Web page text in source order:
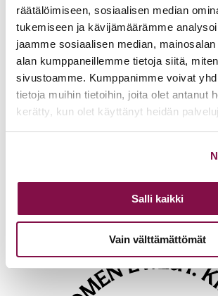
räätälöimiseen, sosiaalisen median
tukemiseen ja kävijämäärämme
jaamme sosiaalisen median,
alan kumppaneillemme tietoja siitä,
sivustoamme. Kumppanimme voivat
tietoja muihin tietoihin, joita olet antanut
kerätty, kun olet käyttänyt heidän
Salli kaikki
Vain välttämättömät
Lisätietoja
airi.raitaranta@evl.fi
Tulevia tapahtumia
Tuomiokapitulin istunto 19.08.2026
Toimistoväen verkostotapaaminen 08.09.2026